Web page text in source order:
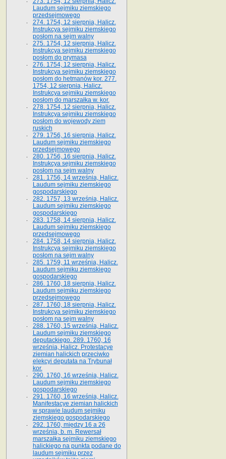
Laudum sejmiku ziemskiego
przedsejmowego
274. 1754, 12 sierpnia, Halicz.
Instrukcya sejmiku ziemskiego
posłom na sejm walny
275. 1754, 12 sierpnia, Halicz.
Instrukcya sejmiku ziemskiego
posłom do prymasa
276. 1754, 12 sierpnia, Halicz.
Instrukcya sejmiku ziemskiego
posłom do hetmanów kor. 277.
1754, 12 sierpnia, Halicz.
Instrukcya sejmiku ziemskiego
posłom do marszałka w. kor.
278. 1754, 12 sierpnia, Halicz.
Instrukcya sejmiku ziemskiego
posłom do wojewody ziem
ruskich
279. 1756, 16 sierpnia, Halicz.
Laudum sejmiku ziemskiego
przedsejmowego
280. 1756, 16 sierpnia, Halicz.
Instrukcya sejmiku ziemskiego
posłom na sejm walny
281. 1756, 14 września, Halicz.
Laudum sejmiku ziemskiego
gospodarskiego
282. 1757, 13 września, Halicz.
Laudum sejmiku ziemskiego
gospodarskiego
283. 1758, 14 sierpnia, Halicz.
Laudum sejmiku ziemskiego
przedsejmowego
284. 1758, 14 sierpnia, Halicz.
Instrukcya sejmiku ziemskiego
posłom na sejm walny
285. 1759, 11 września, Halicz.
Laudum sejmiku ziemskiego
gospodarskiego
286. 1760, 18 sierpnia, Halicz.
Laudum sejmiku ziemskiego
przedsejmowego
287. 1760, 18 sierpnia, Halicz.
Instrukcya sejmiku ziemskiego
posłom na sejm walny
288. 1760, 15 września, Halicz.
Laudum sejmiku ziemskiego
deputackiego. 289. 1760, 16
września, Halicz. Protestacye
ziemian halickich przeciwko
elekcyi deputata na Trybunał
kor.
290. 1760, 16 września, Halicz.
Laudum sejmiku ziemskiego
gospodarskiego
291. 1760, 16 września, Halicz.
Manifestacye ziemian halickich
w sprawie laudum sejmiku
ziemskiego gospodarskiego
292. 1760, między 16 a 26
września, b. m. Rewersał
marszałka sejmiku ziemskiego
halickiego na punkta podane do
laudum sejmiku przez